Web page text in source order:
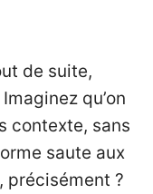
de suite,
qu’on
contexte, sans
saute aux
, précisément ?